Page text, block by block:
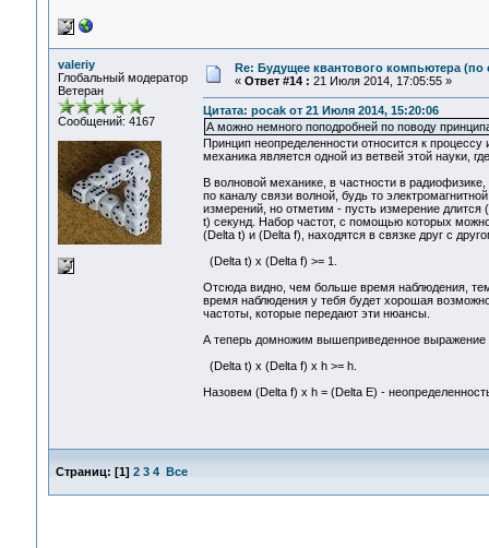
valeriy
Глобальный модератор
Ветеран
Сообщений: 4167
Re: Будущее квантового компьютера (по
« Ответ #14 : 21 Июля 2014, 17:05:55 »
Цитата: pocak от 21 Июля 2014, 15:20:06
А можно немного поподробней по поводу
Принцип неопределенности относится к
механика является одной из ветвей этой науки,
В волновой механике, в частности в
по каналу связи волной, будь то
измерений, но отметим - пусть измерение длится
t) секунд. Набор частот, с помощью которых
(Delta t) и (Delta f), находятся в связке друг с
(Delta t) x (Delta f) >= 1.
Отсюда видно, чем больше время наблюдения,
время наблюдения у тебя будет хорошая
частоты, которые передают эти нюансы.
А теперь домножим вышеприведенное выражение
(Delta t) x (Delta f) x h >= h.
Назовем (Delta f) x h = (Delta E) -
Страниц: [1] 2 3 4 Все